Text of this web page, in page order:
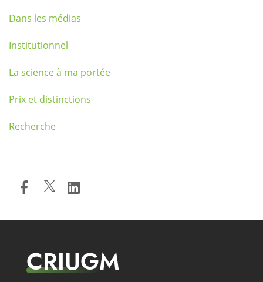
Dans les médias
Institutionnel
La science à ma portée
Prix et distinctions
Recherche
CRIUGM